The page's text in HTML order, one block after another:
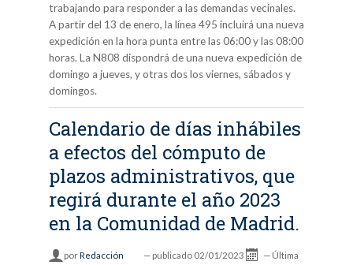
trabajando para responder a las demandas vecinales.
A partir del 13 de enero, la línea 495 incluirá una nueva
expedición en la hora punta entre las 06:00 y las 08:00
horas. La N808 dispondrá de una nueva expedición de
domingo a jueves, y otras dos los viernes, sábados y
domingos.
Calendario de días inhábiles
a efectos del cómputo de
plazos administrativos, que
regirá durante el año 2023
en la Comunidad de Madrid.
porRedacción — publicado 02/01/2023 — Última